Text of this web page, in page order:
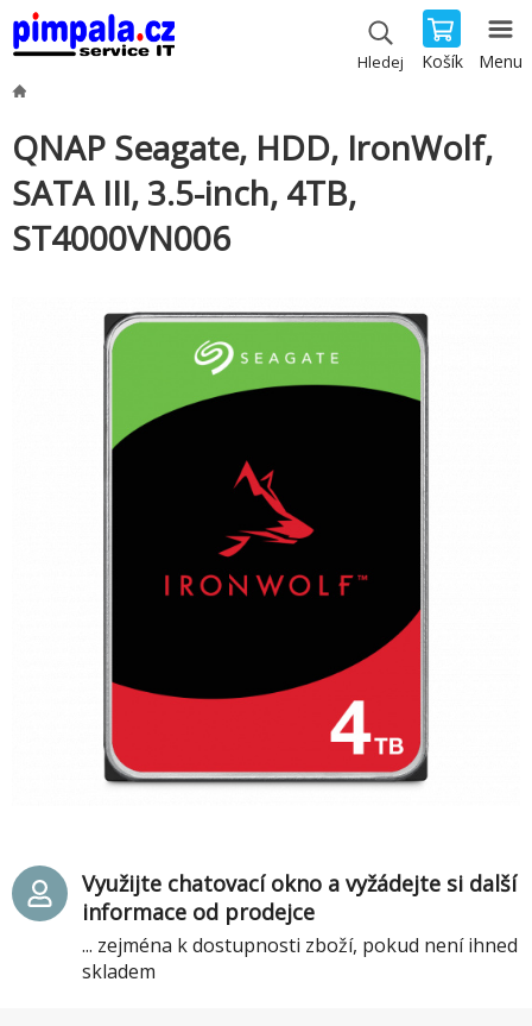
Hledej Košík Menu
QNAP Seagate, HDD, IronWolf,
SATA III, 3.5-inch, 4TB,
ST4000VN006
Využijte chatovací okno a vyžádejte si další
informace od prodejce
... zejména k dostupnosti zboží, pokud není ihned
skladem